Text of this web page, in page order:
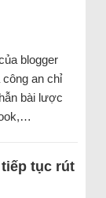
blogger
an chỉ
bài lược
tục rút